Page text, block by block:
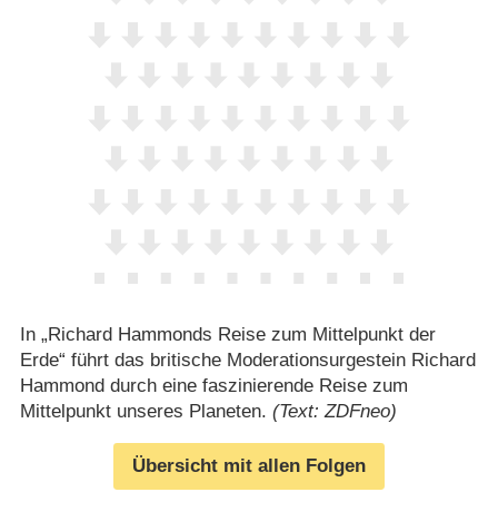
In „Richard Hammonds Reise zum Mittelpunkt der
Erde“ führt das britische Moderationsurgestein Richard
Hammond durch eine faszinierende Reise zum
Mittelpunkt unseres Planeten. (Text: ZDFneo)
Übersicht mit allen Folgen